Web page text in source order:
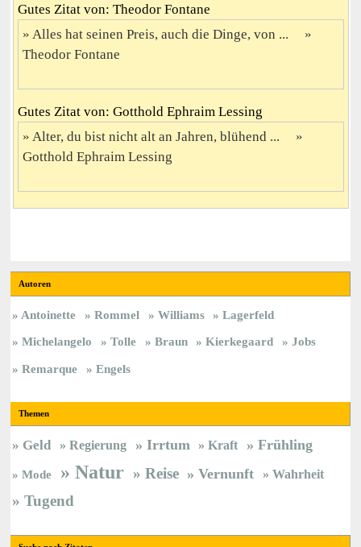
Gutes Zitat von: Theodor Fontane
Alles hat seinen Preis, auch die Dinge, von ...
Theodor Fontane
Gutes Zitat von: Gotthold Ephraim Lessing
Alter, du bist nicht alt an Jahren, blühend ...
Gotthold Ephraim Lessing
Autoren
Antoinette Rommel Williams
Lagerfeld
Michelangelo
Tolle Braun Kierkegaard
Jobs
Remarque
Engels
Themen
Geld Regierung Irrtum Kraft Frühling
Mode Natur Reise Vernunft Wahrheit
Tugend